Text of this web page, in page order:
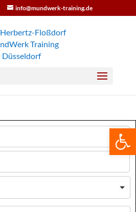
info@mundwerk-training.de